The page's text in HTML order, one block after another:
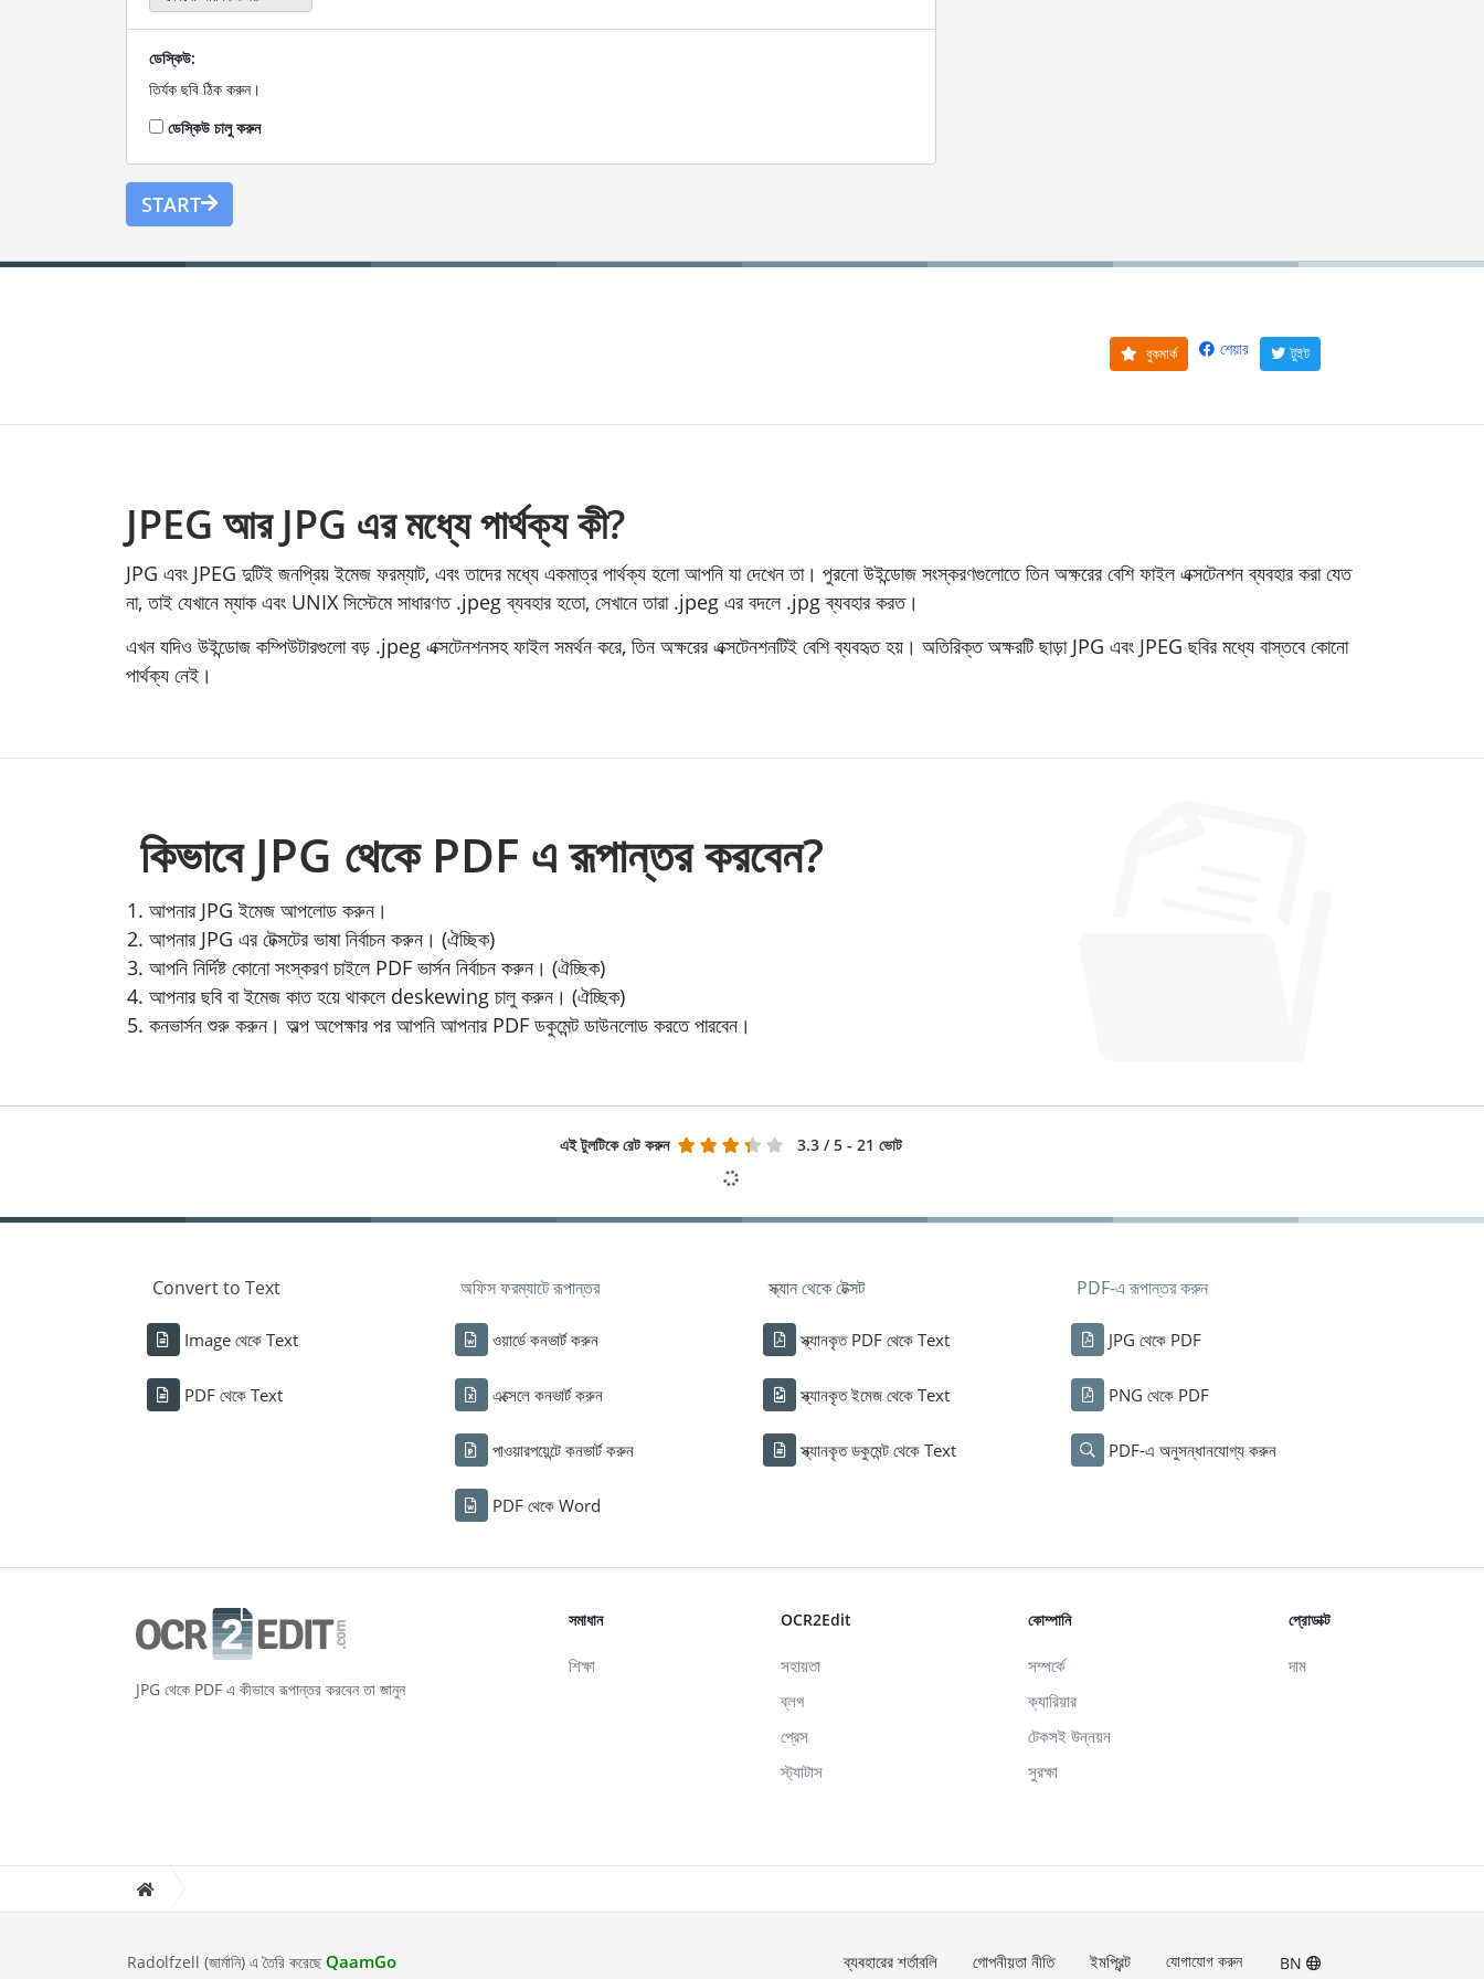
ডেস্কিউ:
তির্যক ছবি ঠিক করুন।
ডেস্কিউ চালু করুন
START
বুকমার্ক শেয়ার টুইট
JPEG আর JPG এর মধ্যে পার্থক্য কী?
JPG এবং JPEG দুটিই জনপ্রিয় ইমেজ ফরম্যাট, এবং তাদের মধ্যে একমাত্র পার্থক্য হলো আপনি যা দেখেন তা। পুরনো উইন্ডোজ সংস্করণগুলোতে তিন অক্ষরের বেশি ফাইল এক্সটেনশন ব্যবহার করা যেত
না, তাই যেখানে ম্যাক এবং UNIX সিস্টেমে সাধারণত .jpeg ব্যবহার হতো, সেখানে তারা .jpeg এর বদলে .jpg ব্যবহার করত।
এখন যদিও উইন্ডোজ কম্পিউটারগুলো বড় .jpeg এক্সটেনশনসহ ফাইল সমর্থন করে, তিন অক্ষরের এক্সটেনশনটিই বেশি ব্যবহৃত হয়। অতিরিক্ত অক্ষরটি ছাড়া JPG এবং JPEG ছবির মধ্যে বাস্তবে কোনো
পার্থক্য নেই।
কিভাবে JPG থেকে PDF এ রূপান্তর করবেন?
আপনার JPG ইমেজ আপলোড করুন।
আপনার JPG এর টেক্সটের ভাষা নির্বাচন করুন। (ঐচ্ছিক)
আপনি নির্দিষ্ট কোনো সংস্করণ চাইলে PDF ভার্সন নির্বাচন করুন। (ঐচ্ছিক)
আপনার ছবি বা ইমেজ কাত হয়ে থাকলে deskewing চালু করুন। (ঐচ্ছিক)
কনভার্সন শুরু করুন। অল্প অপেক্ষার পর আপনি আপনার PDF ডকুমেন্ট ডাউনলোড করতে পারবেন।
এই টুলটিকে রেট করুন 3.3 / 5 - 21 ভোট
Convert to Text
Image থেকে Text
PDF থেকে Text
অফিস ফরম্যাটে রূপান্তর
ওয়ার্ডে কনভার্ট করুন
এক্সেলে কনভার্ট করুন
পাওয়ারপয়েন্টে কনভার্ট করুন
PDF থেকে Word
স্ক্যান থেকে টেক্সট
স্ক্যানকৃত PDF থেকে Text
স্ক্যানকৃত ইমেজ থেকে Text
স্ক্যানকৃত ডকুমেন্ট থেকে Text
PDF-এ রূপান্তর করুন
JPG থেকে PDF
PNG থেকে PDF
PDF-এ অনুসন্ধানযোগ্য করুন
JPG থেকে PDF এ কীভাবে রূপান্তর করবেন তা জানুন
সমাধান
শিক্ষা
OCR2Edit
সহায়তা
ব্লগ
প্রেস
স্ট্যাটাস
কোম্পানি
সম্পর্কে
ক্যারিয়ার
টেকসই উন্নয়ন
সুরক্ষা
প্রোডাক্ট
দাম
Radolfzell (জার্মানি) এ তৈরি করেছে QaamGo
ব্যবহারের শর্তাবলি গোপনীয়তা নীতি ইমপ্রিন্ট যোগাযোগ করুন BN